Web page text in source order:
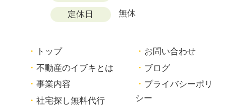
定休日 無休
トップ
不動産のイブキとは
事業内容
社宅探し無料代行
お問い合わせ
ブログ
プライバシーポリ
シー